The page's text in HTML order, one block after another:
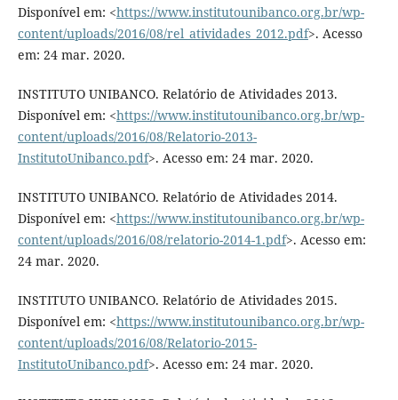
Disponível em: <https://www.institutounibanco.org.br/wp-
content/uploads/2016/08/rel_atividades_2012.pdf>. Acesso
em: 24 mar. 2020.
INSTITUTO UNIBANCO. Relatório de Atividades 2013.
Disponível em: <https://www.institutounibanco.org.br/wp-
content/uploads/2016/08/Relatorio-2013-
InstitutoUnibanco.pdf>. Acesso em: 24 mar. 2020.
INSTITUTO UNIBANCO. Relatório de Atividades 2014.
Disponível em: <https://www.institutounibanco.org.br/wp-
content/uploads/2016/08/relatorio-2014-1.pdf>. Acesso em:
24 mar. 2020.
INSTITUTO UNIBANCO. Relatório de Atividades 2015.
Disponível em: <https://www.institutounibanco.org.br/wp-
content/uploads/2016/08/Relatorio-2015-
InstitutoUnibanco.pdf>. Acesso em: 24 mar. 2020.